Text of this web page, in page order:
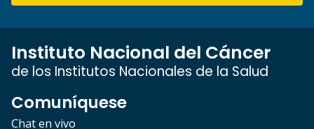
Instituto Nacional del Cáncer
de los Institutos Nacionales de la Salud
Comuníquese
Chat en vivo